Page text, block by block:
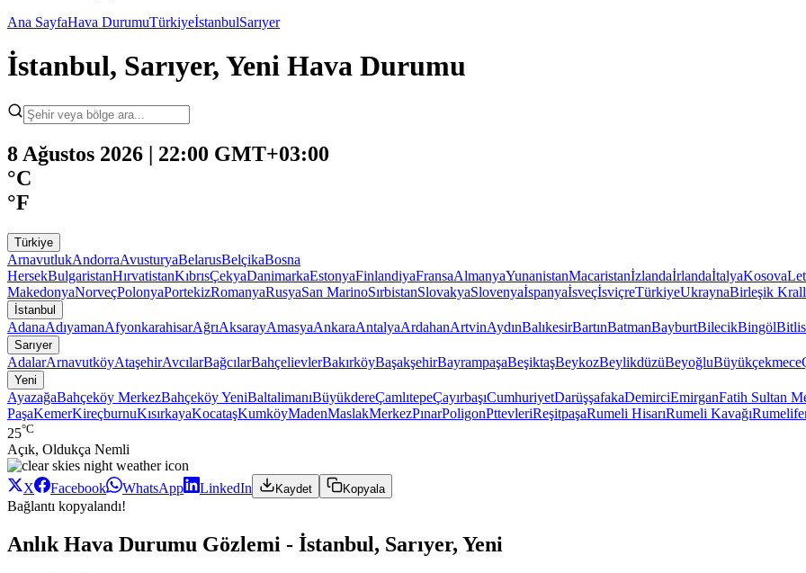
Ana SayfaHava DurumuTürkiyeİstanbulSarıyer
İstanbul, Sarıyer, Yeni Hava Durumu
8 Ağustos 2026 | 22:00 GMT+03:00
°C
°F
Türkiye
ArnavutlukAndorraAvusturyaBelarusBelçikaBosna
HersekBulgaristanHırvatistanKıbrısÇekyaDanimarkaEstonyaFinlandiyaFransaAlmanyaYunanistanMacaristanİzlandaİrlandaİtalyaKosova
MakedonyaNorveçPolonyaPortekizRomanyaRusyaSan MarinoSırbistanSlovakyaSlovenyaİspanyaİsveçİsviçreTürkiyeUkraynaBirleşik
İstanbul
AdanaAdıyamanAfyonkarahisarAğrıAksarayAmasyaAnkaraAntalyaArdahanArtvinAydınBalıkesirBartınBatmanBayburtBilecikBingölBitlis
Sarıyer
AdalarArnavutköyAtaşehirAvcılarBağcılarBahçelievlerBakırköyBaşakşehirBayrampaşaBeşiktaşBeykozBeylikdüzüBeyoğluBüyükçekmece
Yeni
AyazağaBahçeköy MerkezBahçeköy YeniBaltalimanıBüyükdereÇamlıtepeÇayırbaşıCumhuriyetDarüşşafakaDemirciEmirganFatih Sultan
PaşaKemerKireçburnuKısırkayaKocataşKumköyMadenMaslakMerkezPınarPoligonPttevleriReşitpaşaRumeli HisarıRumeli Kavağı
25°C
Açık, Oldukça Nemli
X Facebook WhatsApp LinkedIn Kaydet Kopyala
Bağlantı kopyalandı!
Anlık Hava Durumu Gözlemi - İstanbul, Sarıyer, Yeni